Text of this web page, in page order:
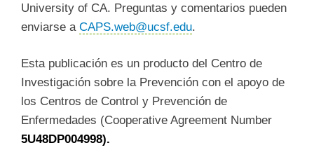
University of CA. Preguntas y comentarios pueden
enviarse a CAPS.web@ucsf.edu.
Esta publicación es un producto del Centro de
Investigación sobre la Prevención con el apoyo de
los Centros de Control y Prevención de
Enfermedades (Cooperative Agreement Number
5U48DP004998).